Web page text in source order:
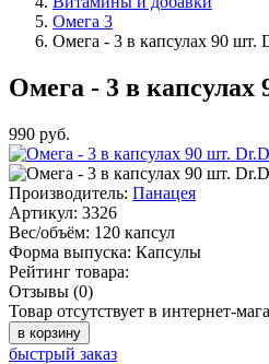
Омега 3
Омега - 3 в капсулах 90 шт.
Омега - 3 в капсулах
990 руб.
Производитель: Панацея
Артикул: 3326
Вес/объём: 120 капсул
Форма выпуска: Капсулы
Рейтинг товара:
Отзывы (0)
Товар отсутствует в интернет-
в корзину
быстрый заказ